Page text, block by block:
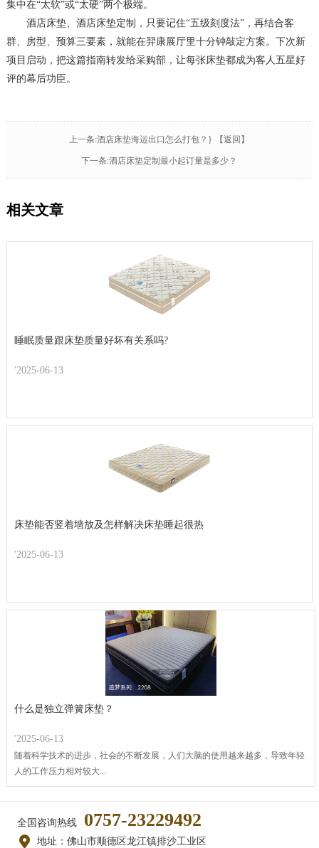
集中在“太软”或“太硬”两个极端。
酒店床垫、酒店床垫定制，只要记住“五级刻度法”，再结合客
群、房型、预算三要素，就能在羿康展厅里十分钟敲定方案。下次新
项目启动，把这篇指南转发给采购部，让每张床垫都成为客人五星好
评的幕后功臣。
上一条:酒店床垫海运出口怎么打包？} 【返回】
下一条:酒店床垫定制最小起订量是多少？
相关文章
睡眠质量跟床垫质量好坏有关系吗?
'2025-06-13
床垫能否竖着墙放及怎样解决床垫睡起很热
'2025-06-13
什么是独立弹簧床垫？
'2025-06-13
随着科学技术的进步，社会的不断发展，人们大脑的使用越来越多，导致年轻
人的工作压力相对较大...
全国咨询热线 0757-23229492
地址：佛山市顺德区龙江镇排沙工业区